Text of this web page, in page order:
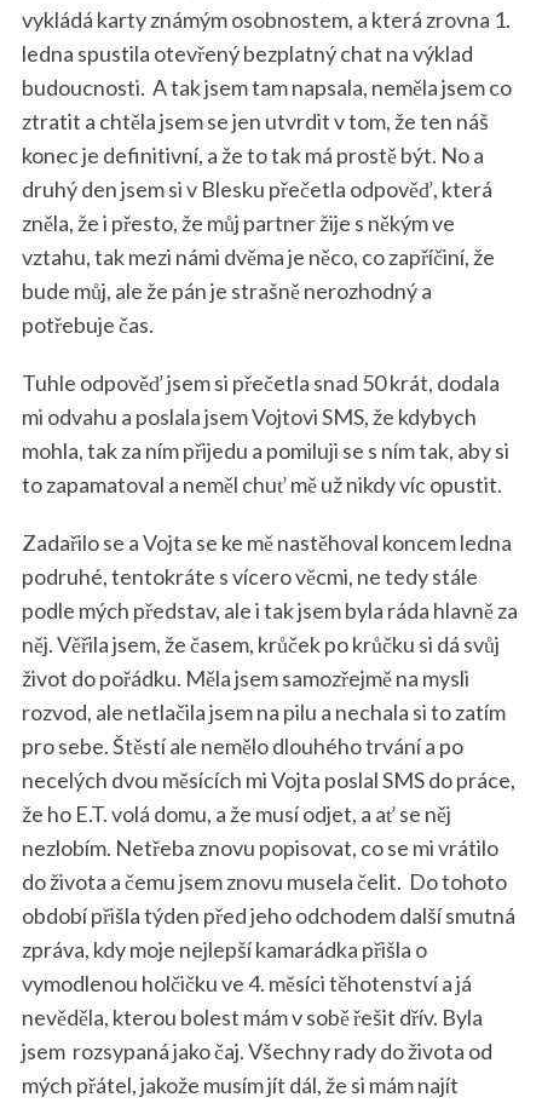
vykládá karty známým osobnostem, a která zrovna 1.
ledna spustila otevřený bezplatný chat na výklad
budoucnosti. A tak jsem tam napsala, neměla jsem co
ztratit a chtěla jsem se jen utvrdit v tom, že ten náš
konec je definitivní, a že to tak má prostě být. No a
druhý den jsem si v Blesku přečetla odpověď, která
zněla, že i přesto, že můj partner žije s někým ve
vztahu, tak mezi námi dvěma je něco, co zapříčiní, že
bude můj, ale že pán je strašně nerozhodný a
potřebuje čas.
Tuhle odpověď jsem si přečetla snad 50 krát, dodala
mi odvahu a poslala jsem Vojtovi SMS, že kdybych
mohla, tak za ním přijedu a pomiluji se s ním tak, aby si
to zapamatoval a neměl chuť mě už nikdy víc opustit.
Zadařilo se a Vojta se ke mě nastěhoval koncem ledna
podruhé, tentokráte s vícero věcmi, ne tedy stále
podle mých představ, ale i tak jsem byla ráda hlavně za
něj. Věřila jsem, že časem, krůček po krůčku si dá svůj
život do pořádku. Měla jsem samozřejmě na mysli
rozvod, ale netlačila jsem na pilu a nechala si to zatím
pro sebe. Štěstí ale nemělo dlouhého trvání a po
necelých dvou měsících mi Vojta poslal SMS do práce,
že ho E.T. volá domu, a že musí odjet, a ať se něj
nezlobím. Netřeba znovu popisovat, co se mi vrátilo
do života a čemu jsem znovu musela čelit. Do tohoto
období přišla týden před jeho odchodem další smutná
zpráva, kdy moje nejlepší kamarádka přišla o
vymodlenou holčičku ve 4. měsíci těhotenství a já
nevěděla, kterou bolest mám v sobě řešit dřív. Byla
jsem rozsypaná jako čaj. Všechny rady do života od
mých přátel, jakože musím jít dál, že si mám najít